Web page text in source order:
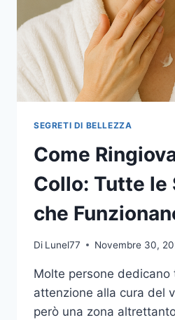
SEGRETI DI BELLEZZA
Come
Collo: Tutte le
che
Di Lunel77 Novembre 30,
Molte persone dedicano
attenzione alla cura del
però una zona